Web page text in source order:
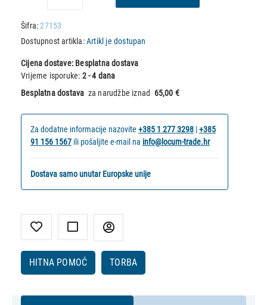
Šifra:27153
Dostupnost artikla:Artikl je dostupan
Cijena dostave: Besplatna dostava
Vrijeme isporuke: 2 - 4 dana
Besplatna dostava za narudžbe iznad 65,00 €
Za dodatne informacije nazovite +385 1 277 3298 |+385
91 156 1567 ili pošaljite e-mail na info@locum-trade.hr
Dostava samo unutar Europske unije
HITNA POMOĆ TORBA